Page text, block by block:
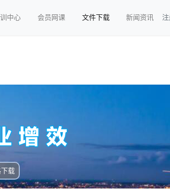
中心 会员网课 文件下载 新闻资讯
载